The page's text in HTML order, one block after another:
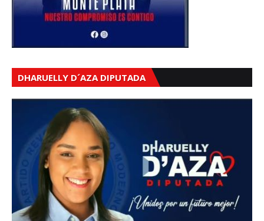
DHARUELLY D´AZA DIPUTADA